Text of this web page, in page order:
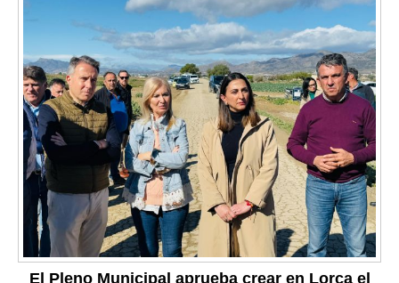
El Pleno Municipal aprueba crear en Lorca el